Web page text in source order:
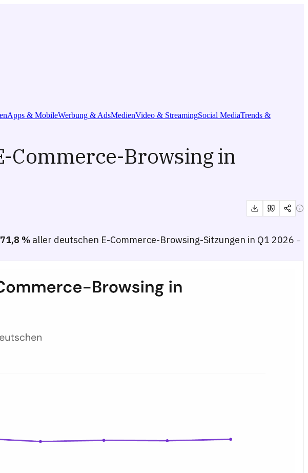
Apps & MobileWerbung & AdsMedienVideo & StreamingSocial MediaTrends &
Commerce-Browsing in
71,8 % aller deutschen E-Commerce-Browsing-Sitzungen in Q1 2026 –